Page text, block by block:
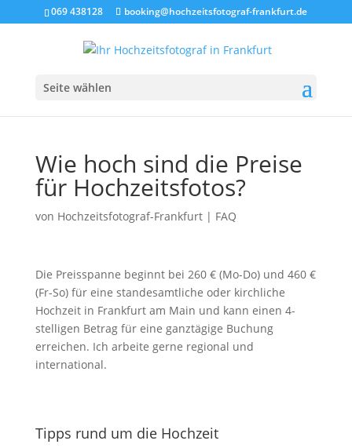
069 438128 booking@hochzeitsfotograf-frankfurt.de
Seite wählen
Wie hoch sind die Preise
für Hochzeitsfotos?
von Hochzeitsfotograf-Frankfurt| FAQ
Die Preisspanne beginnt bei 260 € (Mo-Do) und 460 €
(Fr-So) für eine standesamtliche oder kirchliche
Hochzeit in Frankfurt am Main und kann einen 4-
stelligen Betrag für eine ganztägige Buchung
erreichen. Ich arbeite gerne regional und
international.
Tipps rund um die Hochzeit